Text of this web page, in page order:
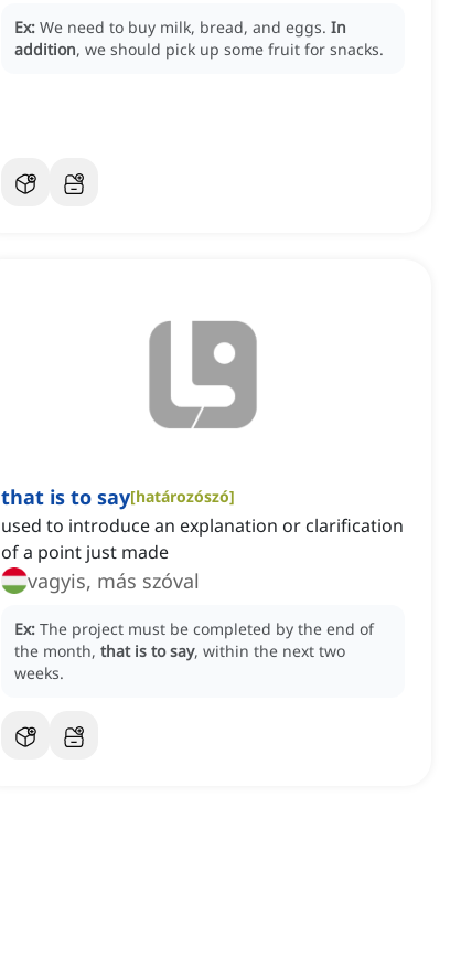
Ex: We need to buy milk, bread, and eggs. In
addition, we should pick up some fruit for snacks.
that is to say[határozószó]
used to introduce an explanation or clarification
of a point just made
vagyis, más szóval
Ex: The project must be completed by the end of
the month, that is to say, within the next two
weeks.